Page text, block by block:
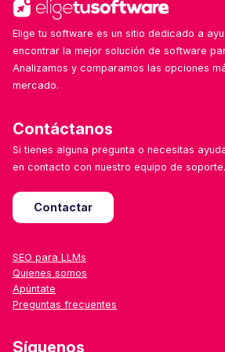
Elige tu software es un sitio dedicado a
encontrar la mejor solución de software
Analizamos y comparamos las opciones
mercado.
Contáctanos
Si tienes alguna pregunta o necesitas
en contacto con nuestro equipo de soporte.
Contactar
SEO para LLMs
Quienes somos
Apúntate
Preguntas frecuentes
Síguenos